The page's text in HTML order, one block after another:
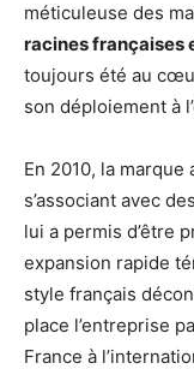
méticuleuse des
racines françaises
toujours été au
son déploiement à
En 2010, la
s’associant avec
lui a permis d’être
expansion rapide
style français
place l’entreprise
France à